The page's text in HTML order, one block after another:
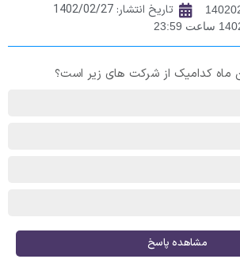
تاریخ انتشار: 1402/02/27
ماه کدامیک از شرکت های زیر است؟
مشاهده پاسخ